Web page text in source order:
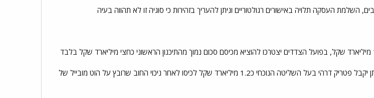
העסקה תלויה באישורים רגולטוריים וניתן להעריך בזהירות כי סוגיה זו לא תהווה בעיה
בדיקות שנערכו בשבועות האחרונים הובילו להתאמות במסגרתן יקבל פטריק דרהי בעל השליטה הנוכחי כ1.2 מיליארד שקל לכיסו לאחר ניכוי החוב שרובץ על הוט מובייל של